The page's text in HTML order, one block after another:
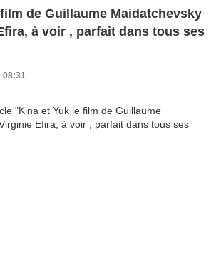
de Guillaume Maidatchevsky
à voir , parfait dans tous ses
08:31